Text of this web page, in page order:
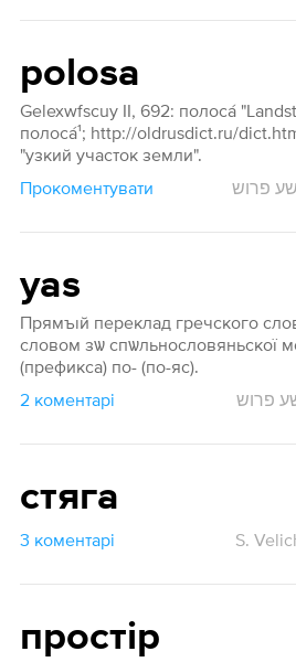
polosa
Gelexwfscuy II, 692: полоса́
полоса́¹; http://oldrusdict.ru/
"узкий участок земли".
Прокоментувати
פרוש
yas
Прямъıй переклад гречского
словом зѡ спѡльнословяньскої
(префикса) по- (по-яс).
2 коментарі
פרוש
стяга
3 коментарі S.
простір